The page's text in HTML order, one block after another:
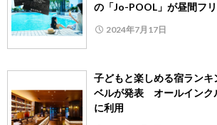
の「Jo-POOL」が昼間フ
2024年7月17日
子どもと楽しめる宿ランキ
ベルが発表 オールインク
に利用